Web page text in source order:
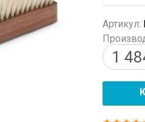
Артикул:
1